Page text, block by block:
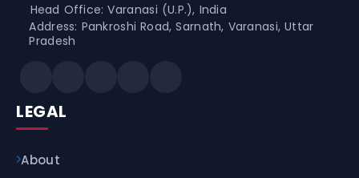
Head Office: Varanasi (U.P.), India
Address: Pankroshi Road, Sarnath, Varanasi, Uttar
Pradesh
LEGAL
About